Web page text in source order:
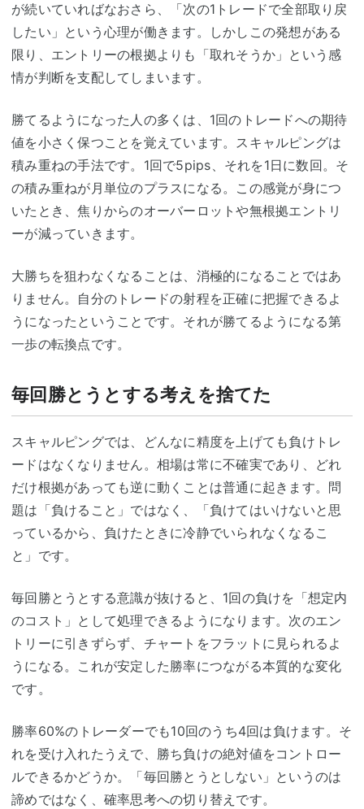
が続いていればなおさら、「次の1トレードで全部取り戻
したい」という心理が働きます。しかしこの発想がある
限り、エントリーの根拠よりも「取れそうか」という感
情が判断を支配してしまいます。
勝てるようになった人の多くは、1回のトレードへの期待
値を小さく保つことを覚えています。スキャルピングは
積み重ねの手法です。1回で5pips、それを1日に数回。そ
の積み重ねが月単位のプラスになる。この感覚が身につ
いたとき、焦りからのオーバーロットや無根拠エントリ
ーが減っていきます。
大勝ちを狙わなくなることは、消極的になることではあ
りません。自分のトレードの射程を正確に把握できるよ
うになったということです。それが勝てるようになる第
一歩の転換点です。
毎回勝とうとする考えを捨てた
スキャルピングでは、どんなに精度を上げても負けトレ
ードはなくなりません。相場は常に不確実であり、どれ
だけ根拠があっても逆に動くことは普通に起きます。問
題は「負けること」ではなく、「負けてはいけないと思
っているから、負けたときに冷静でいられなくなるこ
と」です。
毎回勝とうとする意識が抜けると、1回の負けを「想定内
のコスト」として処理できるようになります。次のエン
トリーに引きずらず、チャートをフラットに見られるよ
うになる。これが安定した勝率につながる本質的な変化
です。
勝率60%のトレーダーでも10回のうち4回は負けます。そ
れを受け入れたうえで、勝ち負けの絶対値をコントロー
ルできるかどうか。「毎回勝とうとしない」というのは
諦めではなく、確率思考への切り替えです。